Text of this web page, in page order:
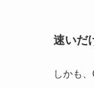
速いだ
しかも